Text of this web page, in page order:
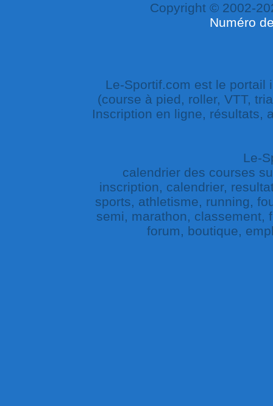
Copyright © 2002-
Numéro
Le-Sportif.com est le portail
(course à pied, roller, VTT,
Inscription en ligne, résultats,
Le-
calendrier des courses
inscription, calendrier,
sports, athletisme, running,
semi, marathon, classement,
forum, boutique,